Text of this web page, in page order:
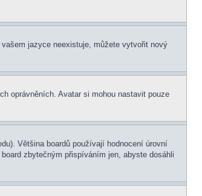
jazyce neexistuje, můžete vytvořit nový
oprávněních. Avatar si mohou nastavit pouze
Většina boardů používají hodnocení úrovní
zbytečným přispíváním jen, abyste dosáhli